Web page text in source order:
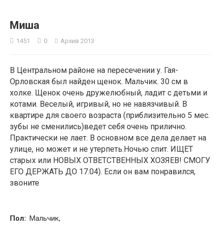
Миша
1451 0 Архив 2013
В Центральном районе на пересечении у. Гая-
Орловская был найден щенок. Мальчик. 30 см в
холке. Щенок очень дружелюбный, ладит с детьми и
котами. Веселый, игривый, но не навязчивый. В
квартире для своего возраста (приблизительно 5 мес.
зубы не сменились)ведет себя очень прилично.
Практически не лает. В основном все дела делает на
улице, но может и не утерпеть.Ночью спит. ИЩЕТ
старых или НОВЫХ ОТВЕТСТВЕННЫХ ХОЗЯЕВ! СМОГУ
ЕГО ДЕРЖАТЬ ДО 17.04). Если он вам понравился,
звоните
Пол: Мальчик,